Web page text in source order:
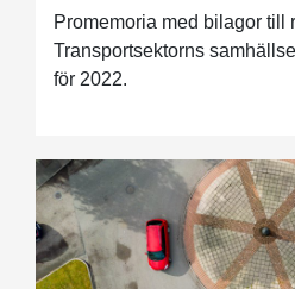
Promemoria med bilagor till
Transportsektorns
för 2022.